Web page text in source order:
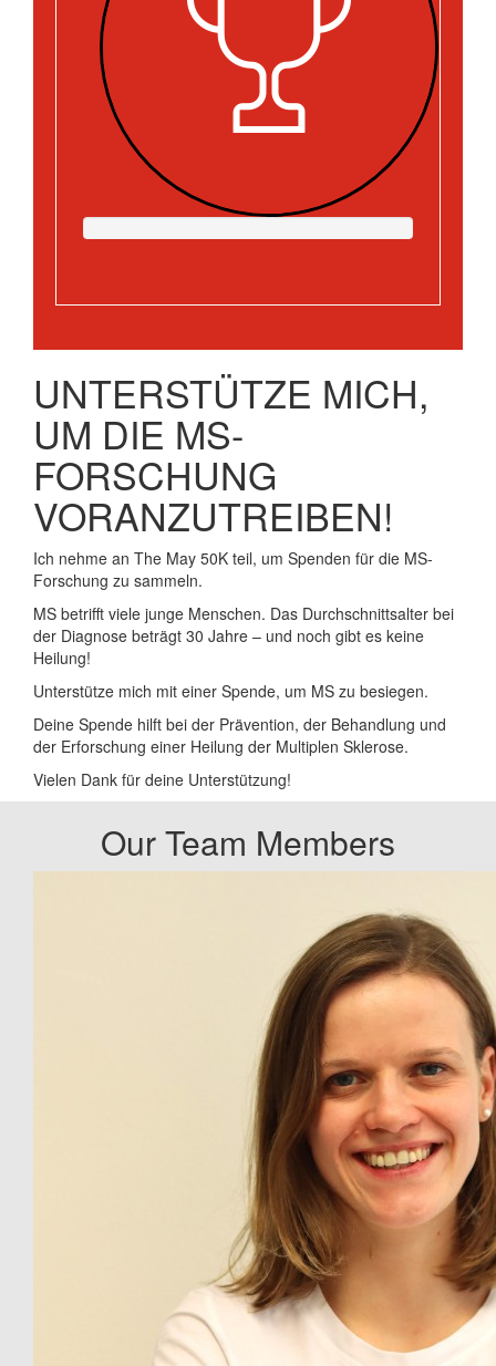
UNTERSTÜTZE MICH,
UM DIE MS-
FORSCHUNG
VORANZUTREIBEN!
Ich nehme an The May 50K teil, um Spenden für die MS-
Forschung zu sammeln.
MS betrifft viele junge Menschen. Das Durchschnittsalter bei
der Diagnose beträgt 30 Jahre – und noch gibt es keine
Heilung!
Unterstütze mich mit einer Spende, um MS zu besiegen.
Deine Spende hilft bei der Prävention, der Behandlung und
der Erforschung einer Heilung der Multiplen Sklerose.
Vielen Dank für deine Unterstützung!
Our Team Members